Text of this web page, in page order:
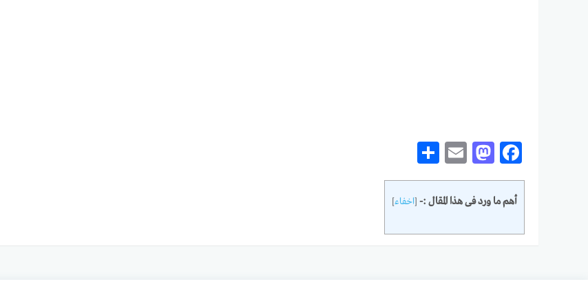
Facebook
Mastodon
Email
أهم ما ورد فى هذا المقال :- [اخفاء]